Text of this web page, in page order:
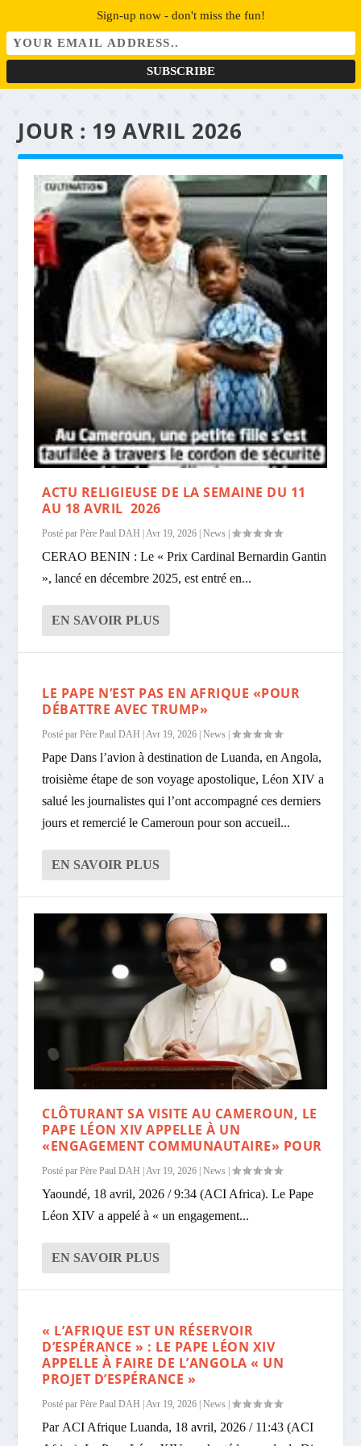
JOUR : 19 AVRIL 2026
ACTU RELIGIEUSE DE LA SEMAINE DU 11
AU 18 AVRIL 2026
Posté parPère Paul DAH |Avr 19, 2026 |News |
CERAO BENIN : Le « Prix Cardinal Bernardin Gantin
», lancé en décembre 2025, est entré en...
EN SAVOIR PLUS
LE PAPE N’EST PAS EN AFRIQUE «POUR
DÉBATTRE AVEC TRUMP»
Posté parPère Paul DAH |Avr 19, 2026 |News |
Pape Dans l’avion à destination de Luanda, en Angola,
troisième étape de son voyage apostolique, Léon XIV a
salué les journalistes qui l’ont accompagné ces derniers
jours et remercié le Cameroun pour son accueil...
EN SAVOIR PLUS
CLÔTURANT SA VISITE AU CAMEROUN, LE
PAPE LÉON XIV APPELLE À UN
«ENGAGEMENT COMMUNAUTAIRE» POUR
Posté parPère Paul DAH |Avr 19, 2026 |News |
Yaoundé, 18 avril, 2026 / 9:34 (ACI Africa). Le Pape
Léon XIV a appelé à « un engagement...
EN SAVOIR PLUS
« L’AFRIQUE EST UN RÉSERVOIR
D’ESPÉRANCE » : LE PAPE LÉON XIV
APPELLE À FAIRE DE L’ANGOLA « UN
PROJET D’ESPÉRANCE »
Posté parPère Paul DAH |Avr 19, 2026 |News |
Par ACI Afrique Luanda, 18 avril, 2026 / 11:43 (ACI
Sign-up now - don't miss the fun!